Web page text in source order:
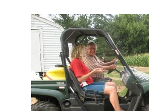
Flöde för kommentarer
WordPress.org
Pejpalla!